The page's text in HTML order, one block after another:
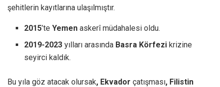
şehitlerin kayıtlarına ulaşılmıştır.
2015’teYemen askerî müdahalesi oldu.
2019-2023 yılları arasında Basra Körfezi krizine
seyirci kaldık.
Bu yıla göz atacak olursak, Ekvador çatışması, Filistin